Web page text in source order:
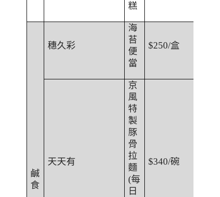
糕
鹹
食
穗久彩
海
苔
便
當
$250/盒
天天有
京
風
特
製
豚
骨
拉
麵
(每
日
$340/碗